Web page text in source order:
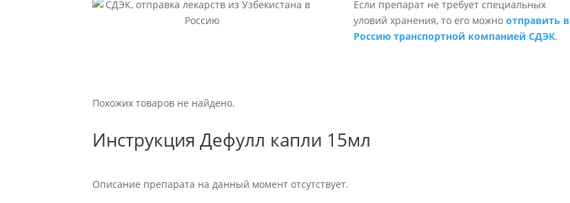
Если препарат не требует специальных
уловий хранения, то его можно отправить в
Россию транспортной компанией СДЭК.
Похожих товаров не найдено.
Инструкция Дефулл капли 15мл
Описание препарата на данный момент отсутствует.